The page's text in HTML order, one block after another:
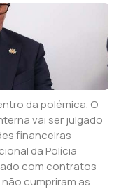
da polémica. O
vai ser julgado
financeiras
da Polícia
com contratos
cumpriram as